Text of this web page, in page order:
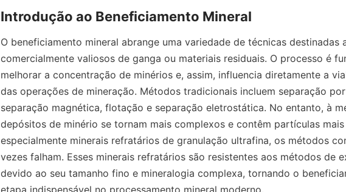
O beneficiamento mineral abrange uma variedade de técnicas destinadas
comercialmente valiosos de ganga ou materiais residuais. O processo é
melhorar a concentração de minérios e, assim, influencia diretamente a
das operações de mineração. Métodos tradicionais incluem separação
separação magnética, flotação e separação eletrostática. No entanto, à
depósitos de minério se tornam mais complexos e contêm partículas mais
especialmente minerais refratários de granulação ultrafina, os métodos
vezes falham. Esses minerais refratários são resistentes aos métodos de
devido ao seu tamanho fino e mineralogia complexa, tornando o
etapa indispensável no processamento mineral moderno.